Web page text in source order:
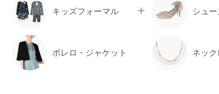
キッズフォーマル シュー
ボレロ・ジャケット ネック